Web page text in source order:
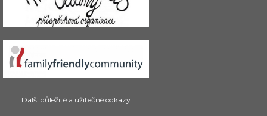
Další důležité a užitečné odkazy